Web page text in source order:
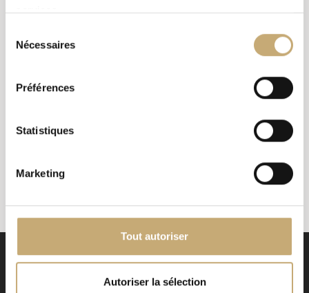
services.
Nécessaires
Préférences
Statistiques
Marketing
Tout autoriser
Autoriser la sélection